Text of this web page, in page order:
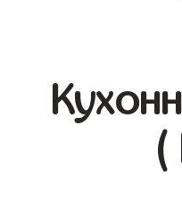
(